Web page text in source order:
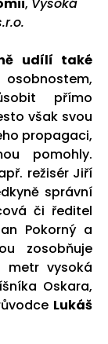
udílí také
osobnostem,
přímo
však svou
propagaci,
pomohly.
režisér Jiří
správní
či ředitel
Pokorný a
zosobňuje
metr vysoká
Oskara,
Lukáš